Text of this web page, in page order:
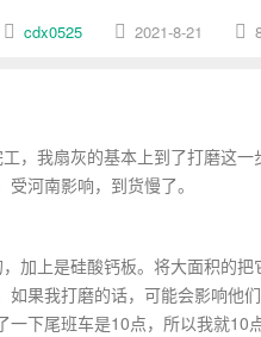
cdx0525 2021-8-21
，我扇灰的基本上到了打磨这
河南影响，到货慢了。
加上是硅酸钙板。将大面积的
果我打磨的话，可能会影响他
下尾班车是10点，所以我就10